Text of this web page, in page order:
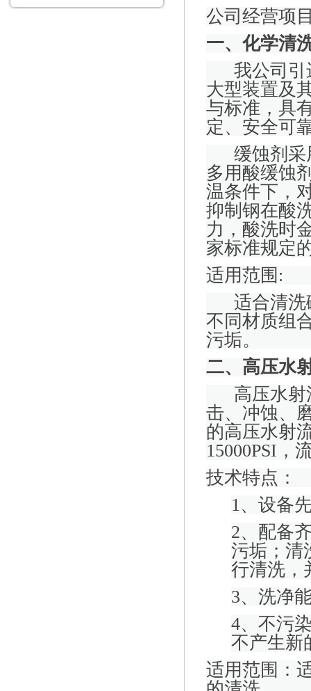
公司经营项
一、化学清
我公司
大型装置及
与标准，具
定、安全可
缓蚀剂采
多用酸缓蚀
温条件下，
抑制钢在酸
力，酸洗时
家标准规定
适用范围 :
适合清
不同材质组
污垢。
二、高压水
高压水
击、冲蚀、
的高压水射
15000PSI ，
技术特点：
1、 设备
2、 配备
污垢；清
行清洗，
3、 洗净
4、 不污
不产生新
适用范围：